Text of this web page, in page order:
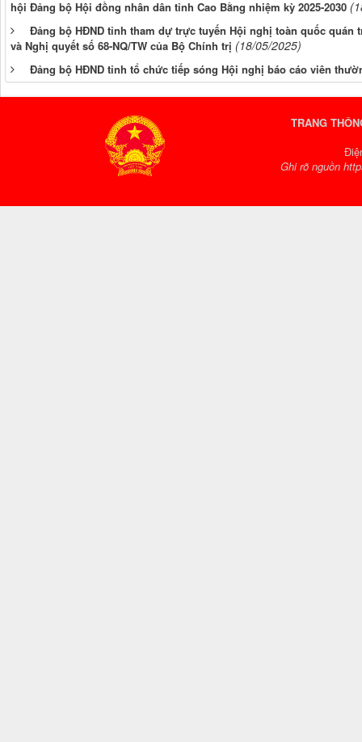
hội Đảng bộ Hội đồng nhân dân tỉnh Cao Bằng nhiệm kỳ 2025-2030
Đảng bộ HĐND tỉnh tham dự trực tuyến Hội nghị toàn quốc quán
và Nghị quyết số 68-NQ/TW của Bộ Chính trị (18/05/2025)
Đảng bộ HĐND tỉnh tổ chức tiếp sóng Hội nghị báo cáo viên
TRANG
Ghi rõ nguồn